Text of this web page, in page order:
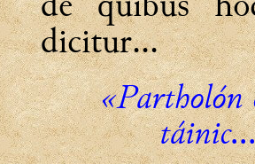
dicitur...
«Partholón